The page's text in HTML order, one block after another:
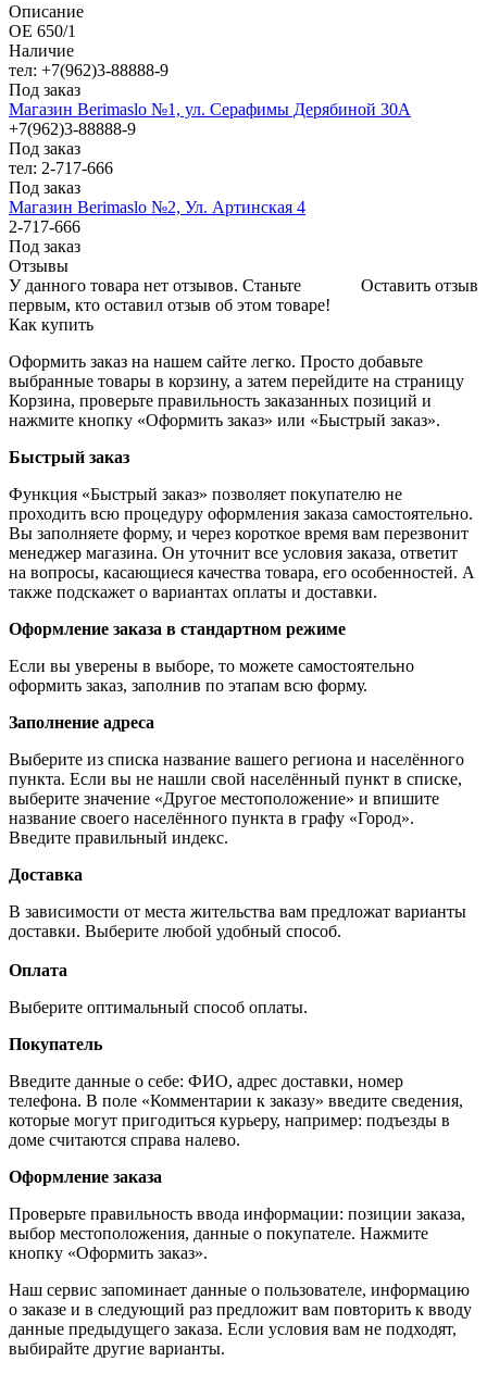
Описание
OE 650/1
Наличие
тел: +7(962)3-88888-9
Под заказ
Магазин Berimaslo №1, ул. Серафимы Дерябиной 30А
+7(962)3-88888-9
Под заказ
тел: 2-717-666
Под заказ
Магазин Berimaslo №2, Ул. Артинская 4
2-717-666
Под заказ
Отзывы
Оставить отзыв
У данного товара нет отзывов. Станьте
первым, кто оставил отзыв об этом товаре!
Как купить
Оформить заказ на нашем сайте легко. Просто добавьте
выбранные товары в корзину, а затем перейдите на страницу
Корзина, проверьте правильность заказанных позиций и
нажмите кнопку «Оформить заказ» или «Быстрый заказ».
Быстрый заказ
Функция «Быстрый заказ» позволяет покупателю не
проходить всю процедуру оформления заказа самостоятельно.
Вы заполняете форму, и через короткое время вам перезвонит
менеджер магазина. Он уточнит все условия заказа, ответит
на вопросы, касающиеся качества товара, его особенностей. А
также подскажет о вариантах оплаты и доставки.
Оформление заказа в стандартном режиме
Если вы уверены в выборе, то можете самостоятельно
оформить заказ, заполнив по этапам всю форму.
Заполнение адреса
Выберите из списка название вашего региона и населённого
пункта. Если вы не нашли свой населённый пункт в списке,
выберите значение «Другое местоположение» и впишите
название своего населённого пункта в графу «Город».
Введите правильный индекс.
Доставка
В зависимости от места жительства вам предложат варианты
доставки. Выберите любой удобный способ.
Оплата
Выберите оптимальный способ оплаты.
Покупатель
Введите данные о себе: ФИО, адрес доставки, номер
телефона. В поле «Комментарии к заказу» введите сведения,
которые могут пригодиться курьеру, например: подъезды в
доме считаются справа налево.
Оформление заказа
Проверьте правильность ввода информации: позиции заказа,
выбор местоположения, данные о покупателе. Нажмите
кнопку «Оформить заказ».
Наш сервис запоминает данные о пользователе, информацию
о заказе и в следующий раз предложит вам повторить к вводу
данные предыдущего заказа. Если условия вам не подходят,
выбирайте другие варианты.